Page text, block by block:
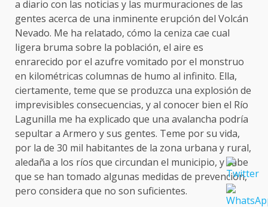
a diario con las noticias y las murmuraciones de las
gentes acerca de una inminente erupción del Volcán
Nevado. Me ha relatado, cómo la ceniza cae cual
ligera bruma sobre la población, el aire es
enrarecido por el azufre vomitado por el monstruo
en kilométricas columnas de humo al infinito. Ella,
ciertamente, teme que se produzca una explosión de
imprevisibles consecuencias, y al conocer bien el Río
Lagunilla me ha explicado que una avalancha podría
sepultar a Armero y sus gentes. Teme por su vida,
por la de 30 mil habitantes de la zona urbana y rural,
aledaña a los ríos que circundan el municipio, y sabe
que se han tomado algunas medidas de prevención,
pero considera que no son suficientes.